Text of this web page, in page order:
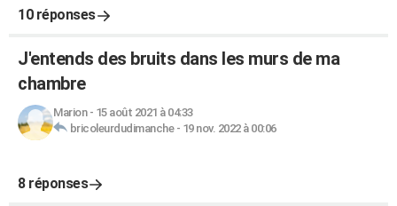
10 réponses
J'entends des bruits dans les murs de ma
chambre
Marion- 15 août 2021 à 04:33
bricoleurdudimanche- 19 nov. 2022 à 00:06
8 réponses